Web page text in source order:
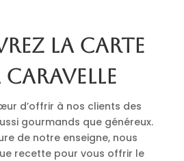
la carte
Caravelle
d’offrir à nos clients des
gourmands que généreux.
de notre enseigne, nous
recette pour vous offrir le